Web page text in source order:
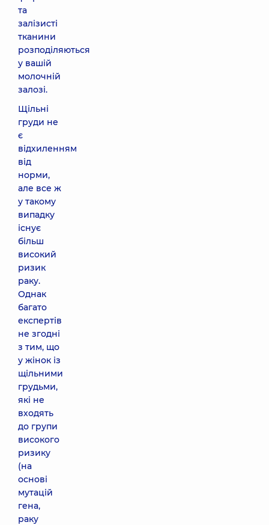
та
залізисті
тканини
розподіляються
у вашій
молочній
залозі.
Щільні
груди не
є
відхиленням
від
норми,
але все ж
у такому
випадку
існує
більш
високий
ризик
раку.
Однак
багато
експертів
не згодні
з тим, що
у жінок із
щільними
грудьми,
які не
входять
до групи
високого
ризику
(на
основі
мутацій
гена,
раку